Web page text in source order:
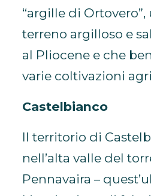
“argille di
terreno argilloso e
al Pliocene e che
varie coltivazioni
Castelbianco
Il territorio di
nell’alta valle del
Pennavaira –